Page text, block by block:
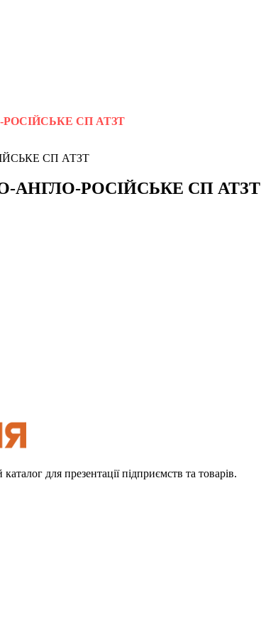
СП АТЗТ
АНГЛО-РОСІЙСЬКЕ СП АТЗТ
для презентації підприємств та товарів.